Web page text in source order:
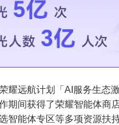
耀远航计划「AI服务生态
期间获得了荣耀智能体商
智能体专区等多项资源扶